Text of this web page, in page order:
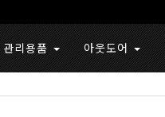
관리용품 아웃도어